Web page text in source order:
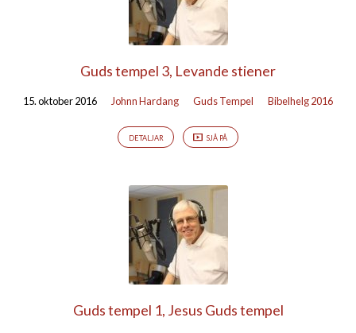
Guds tempel 3, Levande stiener
15. oktober 2016 Johnn Hardang Guds Tempel Bibelhelg 2016
DETALJAR SJÅ PÅ
Guds tempel 1, Jesus Guds tempel